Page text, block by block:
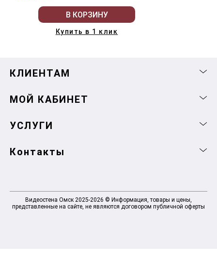
В КОРЗИНУ
Купить в 1 клик
КЛИЕНТАМ
МОЙ КАБИНЕТ
УСЛУГИ
Контакты
Видеостена Омск 2025-2026 © Информация, товары и цены,
представленные на сайте, не являются договором публичной оферты